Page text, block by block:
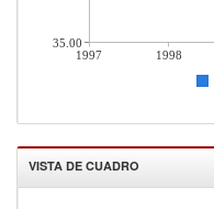
1997 1998
35.00
VISTA DE CUADRO